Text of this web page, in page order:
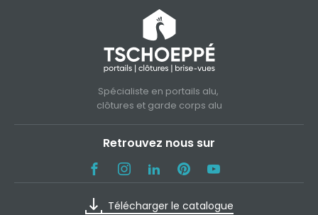
Spécialiste en portails alu,
clôtures et garde corps alu
Retrouvez nous sur
Télécharger le catalogue